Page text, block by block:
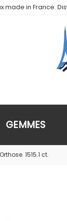
made in France.
GEMMES
1515.1 ct.